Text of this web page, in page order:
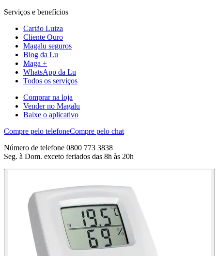
Serviços e benefícios
Cartão Luiza
Cliente Ouro
Magalu seguros
Blog da Lu
Maga +
WhatsApp da Lu
Todos os serviços
Comprar na loja
Vender no Magalu
Baixe o aplicativo
Compre pelo telefoneCompre pelo chat
Número de telefone 0800 773 3838
Seg. à Dom. exceto feriados das 8h às 20h